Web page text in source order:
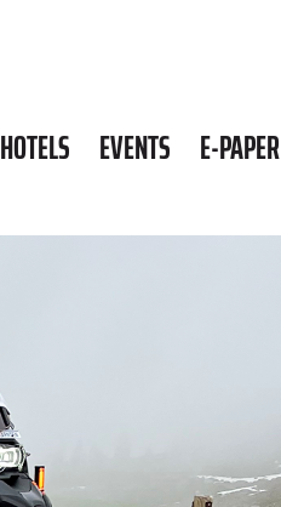
HOTELS EVENTS E-PAPER